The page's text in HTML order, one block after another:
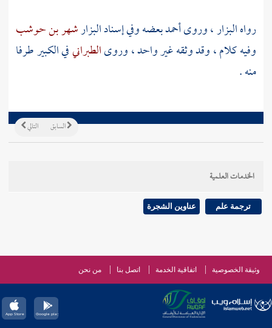
رواهالبزار، وروىأحمدبعضه وفي إسنادالبزارشهر بن حوشب
وفيه كلام ، وقد وثقه غير واحد ، وروىالطبرانيفي الكبير طرفا
منه .
التالي السابق
الخدمات العلمية
ترجمة علم عناوين الشجرة
وثيقة الخصوصية اتفاقية الخدمة اتصل بنا من نحن